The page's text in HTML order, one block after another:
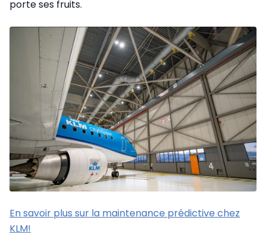
porte ses fruits.
En savoir plus sur la maintenance prédictive chez
KLM!